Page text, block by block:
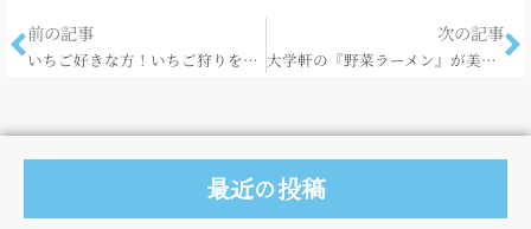
前の記事
いちご好きな方！いちご狩りをしてみてはどうですか。
次の記事
大学軒の『野菜ラーメン』が美味しかった。
最近の投稿